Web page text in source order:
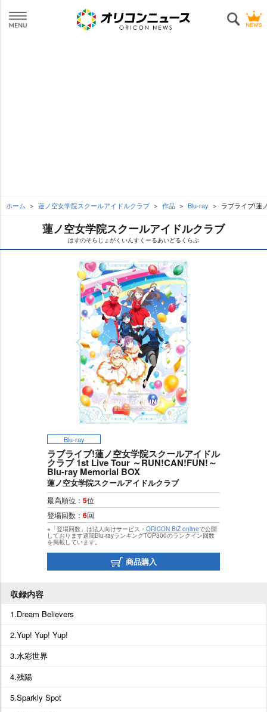
ホーム 蓮ノ空女学院スクールアイドルクラブ 作品 Blu-ray ラブライブ!蓮
蓮ノ空女学院スクールアイドルクラブ
はすのそらじょがくいんすくーるあいどるくらぶ
Blu-ray
ラブライブ!蓮ノ空女学院スクールアイドル
クラブ 1st Live Tour ～RUN!CAN!FUN!～
Blu-ray Memorial BOX
蓮ノ空女学院スクールアイドルクラブ
最高順位： 5位
登場回数： 6回
※「登場回数」は法人向けサービス・ ORICON BiZ onlineで公開
しております週間Blu-rayランキングTOP300のランクイン回数
を掲載しています。
商品購入
収録内容
1.Dream Believers
2.Yup! Yup! Yup!
3.水彩世界
4.残陽
5.Sparkly Spot